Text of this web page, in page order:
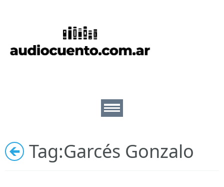
Ilustradores
Nosotros
Tag:Garcés Gonzalo